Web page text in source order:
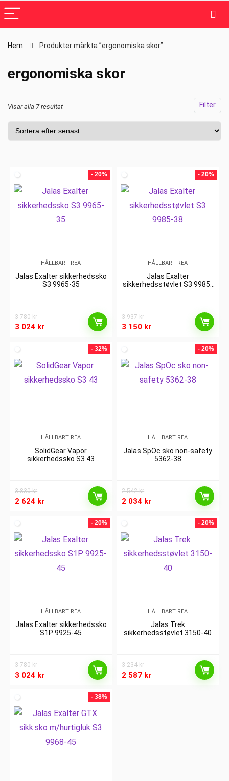
Hem Produkter märkta ”ergonomiska skor”
ergonomiska skor
Filter
Visar alla 7 resultat
- 20%
HÅLLBART REA
Jalas Exalter sikkerhedssko
S3 9965-35
3 780kr
3 024 kr
- 20%
HÅLLBART REA
Jalas Exalter
sikkerhedsstøvlet S3 9985-
3 937kr
3 150 kr
- 32%
HÅLLBART REA
SolidGear Vapor
sikkerhedssko S3 43
3 830kr
2 624 kr
- 20%
HÅLLBART REA
Jalas SpOc sko non-safety
5362-38
2 542kr
2 034 kr
- 20%
HÅLLBART REA
Jalas Exalter sikkerhedssko
S1P 9925-45
3 780kr
3 024 kr
- 20%
HÅLLBART REA
Jalas Trek
sikkerhedsstøvlet 3150-40
3 234kr
2 587 kr
- 38%